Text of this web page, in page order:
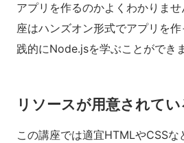
アプリを作るのかよくわかりま
座はハンズオン形式でアプリを
践的にNode.jsを学ぶことができま
リソースが用意されてい
この講座では適宜HTMLやCSSな